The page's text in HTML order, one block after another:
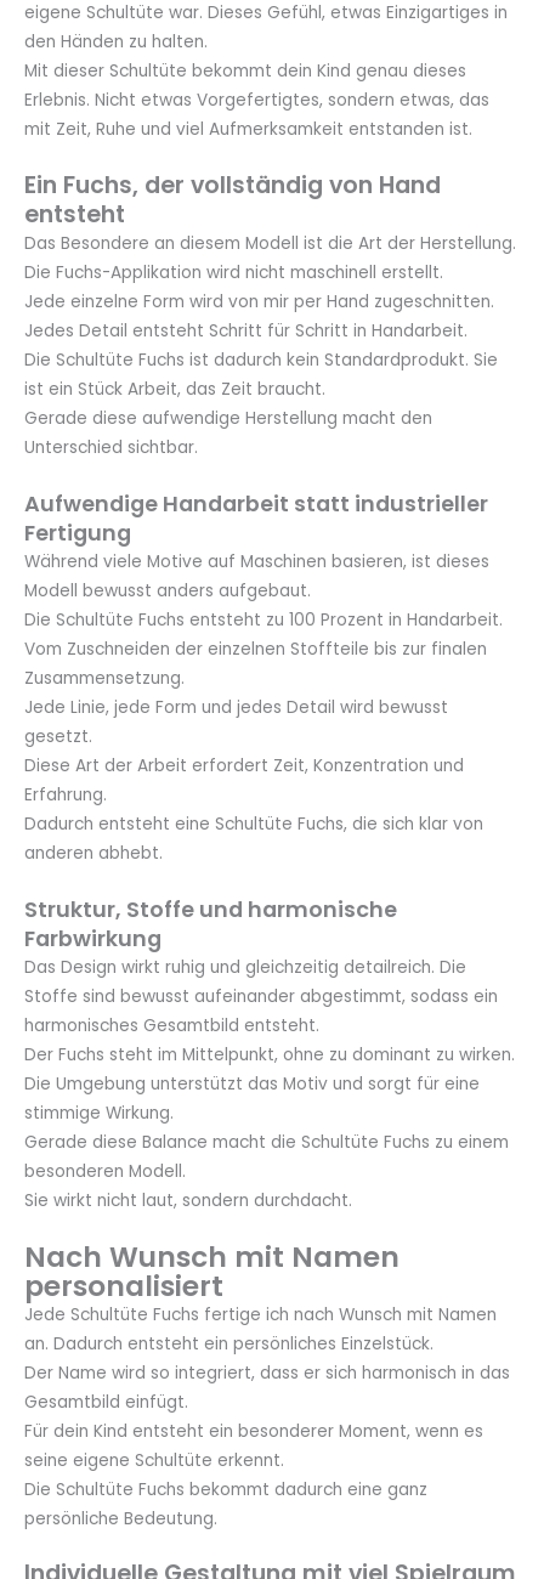
eigene Schultüte war. Dieses Gefühl, etwas Einzigartiges in
den Händen zu halten.
Mit dieser Schultüte bekommt dein Kind genau dieses
Erlebnis. Nicht etwas Vorgefertigtes, sondern etwas, das
mit Zeit, Ruhe und viel Aufmerksamkeit entstanden ist.
Ein Fuchs, der vollständig von Hand
entsteht
Das Besondere an diesem Modell ist die Art der Herstellung.
Die Fuchs-Applikation wird nicht maschinell erstellt.
Jede einzelne Form wird von mir per Hand zugeschnitten.
Jedes Detail entsteht Schritt für Schritt in Handarbeit.
Die Schultüte Fuchs ist dadurch kein Standardprodukt. Sie
ist ein Stück Arbeit, das Zeit braucht.
Gerade diese aufwendige Herstellung macht den
Unterschied sichtbar.
Aufwendige Handarbeit statt industrieller
Fertigung
Während viele Motive auf Maschinen basieren, ist dieses
Modell bewusst anders aufgebaut.
Die Schultüte Fuchs entsteht zu 100 Prozent in Handarbeit.
Vom Zuschneiden der einzelnen Stoffteile bis zur finalen
Zusammensetzung.
Jede Linie, jede Form und jedes Detail wird bewusst
gesetzt.
Diese Art der Arbeit erfordert Zeit, Konzentration und
Erfahrung.
Dadurch entsteht eine Schultüte Fuchs, die sich klar von
anderen abhebt.
Struktur, Stoffe und harmonische
Farbwirkung
Das Design wirkt ruhig und gleichzeitig detailreich. Die
Stoffe sind bewusst aufeinander abgestimmt, sodass ein
harmonisches Gesamtbild entsteht.
Der Fuchs steht im Mittelpunkt, ohne zu dominant zu wirken.
Die Umgebung unterstützt das Motiv und sorgt für eine
stimmige Wirkung.
Gerade diese Balance macht die Schultüte Fuchs zu einem
besonderen Modell.
Sie wirkt nicht laut, sondern durchdacht.
Nach Wunsch mit Namen
personalisiert
Jede Schultüte Fuchs fertige ich nach Wunsch mit Namen
an. Dadurch entsteht ein persönliches Einzelstück.
Der Name wird so integriert, dass er sich harmonisch in das
Gesamtbild einfügt.
Für dein Kind entsteht ein besonderer Moment, wenn es
seine eigene Schultüte erkennt.
Die Schultüte Fuchs bekommt dadurch eine ganz
persönliche Bedeutung.